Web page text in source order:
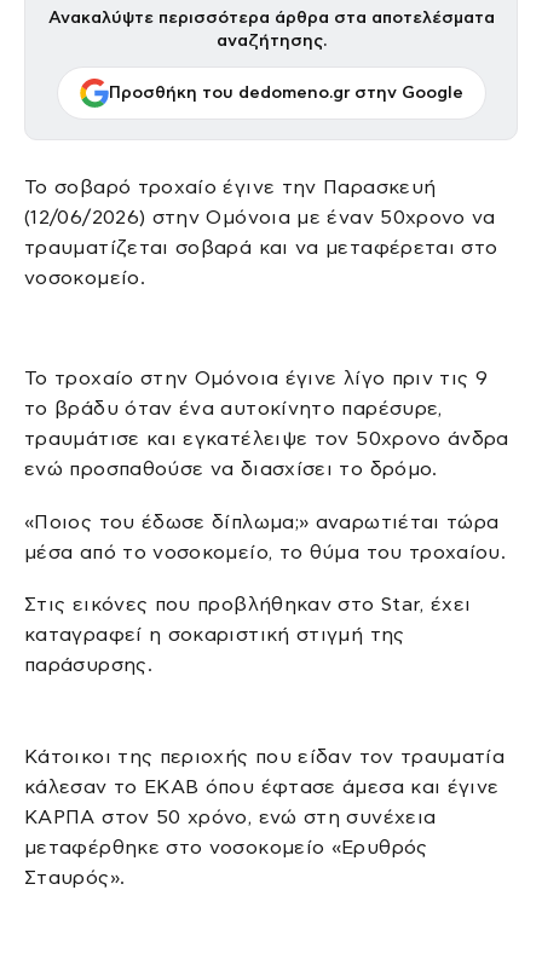
Ανακαλύψτε περισσότερα άρθρα στα αποτελέσματα
αναζήτησης.
Προσθήκη του dedomeno.gr στην Google
Το σοβαρό τροχαίο έγινε την Παρασκευή
(12/06/2026) στην Ομόνοια με έναν 50χρονο να
τραυματίζεται σοβαρά και να μεταφέρεται στο
νοσοκομείο.
Το τροχαίο στην Ομόνοια έγινε λίγο πριν τις 9
το βράδυ όταν ένα αυτοκίνητο παρέσυρε,
τραυμάτισε και εγκατέλειψε τον 50χρονο άνδρα
ενώ προσπαθούσε να διασχίσει το δρόμο.
«Ποιος του έδωσε δίπλωμα;» αναρωτιέται τώρα
μέσα από το νοσοκομείο, το θύμα του τροχαίου.
Στις εικόνες που προβλήθηκαν στο Star, έχει
καταγραφεί η σοκαριστική στιγμή της
παράσυρσης.
Κάτοικοι της περιοχής που είδαν τον τραυματία
κάλεσαν το ΕΚΑΒ όπου έφτασε άμεσα και έγινε
ΚΑΡΠΑ στον 50 χρόνο, ενώ στη συνέχεια
μεταφέρθηκε στο νοσοκομείο «Ερυθρός
Σταυρός».